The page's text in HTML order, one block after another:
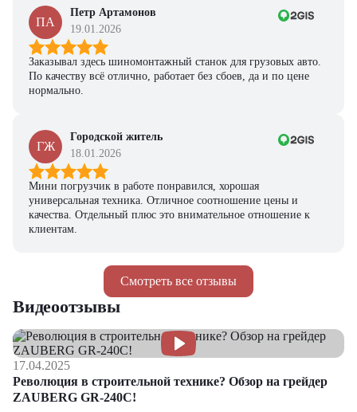
Смотреть все отзывы
ПА
Петр Артамонов
19.01.2026
Заказывал здесь шиномонтажный станок для грузовых авто.
По качеству всё отлично, работает без сбоев, да и по цене
нормально.
ГЖ
Городской житель
18.01.2026
Мини погрузчик в работе понравился, хорошая
универсальная техника. Отличное соотношение цены и
качества. Отдельный плюс это внимательное отношение к
клиентам.
Видеоотзывы
17.04.2025
Революция в строительной технике? Обзор на грейдер
ZAUBERG GR-240C!